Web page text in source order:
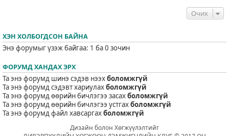
Очих
ХЭН ХОЛБОГДСОН БАЙНА
Энэ форумыг үзэж байгаа: 1 ба 0 зочин
ФОРУМД ХАНДАХ ЭРХ
Та энэ форумд шинэ сэдэв нээхболомжгүй
Та энэ форумд сэдэвт хариулахболомжгүй
Та энэ форумд өөрийн бичлэгээ засахболомжгүй
Та энэ форумд өөрийн бичлэгээ устгахболомжгүй
Та энэ форумд файл хавсаргахболомжгүй
Дизайн болон Хөгжүүлэлтийг